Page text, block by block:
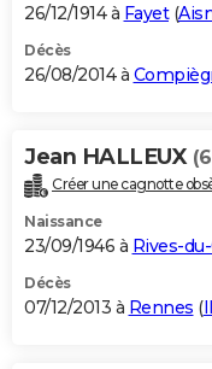
26/12/1914 à Fayet(
Décès
26/08/2014 à
Jean HALLEUX
Créer une cagnotte
Naissance
23/09/1946 à Rives-
Décès
07/12/2013 à Rennes (